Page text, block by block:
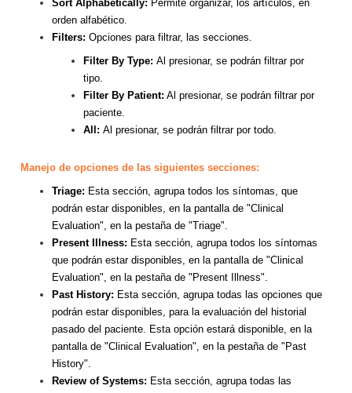
Sort Alphabetically: Permite organizar, los artículos, en
orden alfabético.
Filters: Opciones para filtrar, las secciones.
Filter By Type: Al presionar, se podrán filtrar por
tipo.
Filter By Patient: Al presionar, se podrán filtrar por
paciente.
All: Al presionar, se podrán filtrar por todo.
Manejo de opciones de las siguientes secciones:
Triage: Esta sección, agrupa todos los síntomas, que
podrán estar disponibles, en la pantalla de "Clinical
Evaluation", en la pestaña de "Triage".
Present Illness: Esta sección, agrupa todos los síntomas
que podrán estar disponibles, en la pantalla de "Clinical
Evaluation", en la pestaña de "Present Illness".
Past History: Esta sección, agrupa todas las opciones que
podrán estar disponibles, para la evaluación del historial
pasado del paciente. Esta opción estará disponible, en la
pantalla de "Clinical Evaluation", en la pestaña de "Past
History".
Review of Systems: Esta sección, agrupa todas las